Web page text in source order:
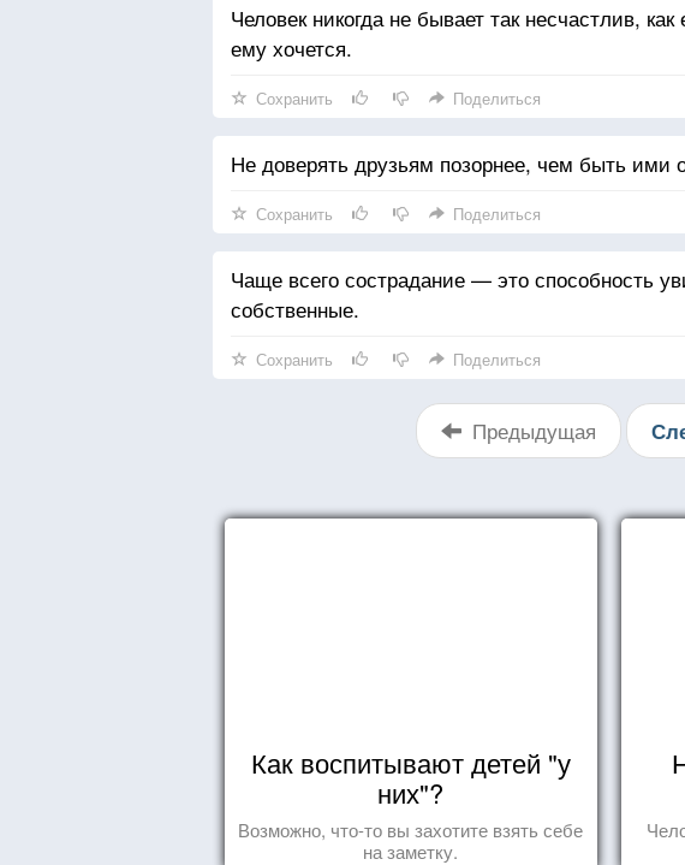
Человек никогда не бывает так несчастлив,
ему хочется.
Сохранить Поделиться
Не доверять друзьям позорнее, чем быть ими
Сохранить Поделиться
Чаще всего сострадание — это способность
собственные.
Сохранить Поделиться
Предыдущая
Как воспитывают детей "у
них"?
Возможно, что-то вы захотите взять себе
на заметку.